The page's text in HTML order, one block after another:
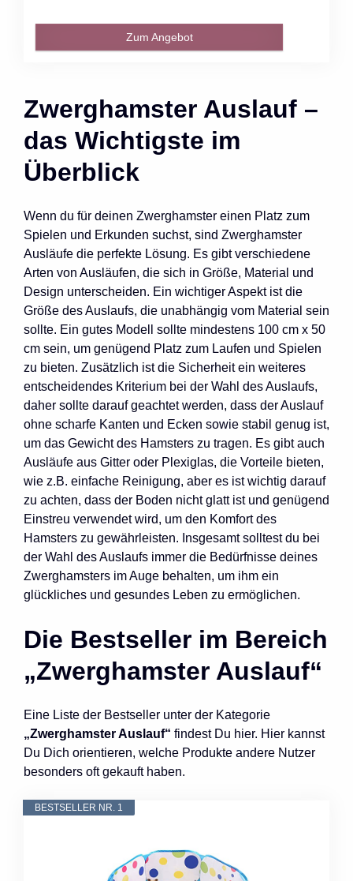
Zum Angebot
Zwerghamster Auslauf –
das Wichtigste im
Überblick
Wenn du für deinen Zwerghamster einen Platz zum
Spielen und Erkunden suchst, sind Zwerghamster
Ausläufe die perfekte Lösung. Es gibt verschiedene
Arten von Ausläufen, die sich in Größe, Material und
Design unterscheiden. Ein wichtiger Aspekt ist die
Größe des Auslaufs, die unabhängig vom Material sein
sollte. Ein gutes Modell sollte mindestens 100 cm x 50
cm sein, um genügend Platz zum Laufen und Spielen
zu bieten. Zusätzlich ist die Sicherheit ein weiteres
entscheidendes Kriterium bei der Wahl des Auslaufs,
daher sollte darauf geachtet werden, dass der Auslauf
ohne scharfe Kanten und Ecken sowie stabil genug ist,
um das Gewicht des Hamsters zu tragen. Es gibt auch
Ausläufe aus Gitter oder Plexiglas, die Vorteile bieten,
wie z.B. einfache Reinigung, aber es ist wichtig darauf
zu achten, dass der Boden nicht glatt ist und genügend
Einstreu verwendet wird, um den Komfort des
Hamsters zu gewährleisten. Insgesamt solltest du bei
der Wahl des Auslaufs immer die Bedürfnisse deines
Zwerghamsters im Auge behalten, um ihm ein
glückliches und gesundes Leben zu ermöglichen.
Die Bestseller im Bereich
„Zwerghamster Auslauf“
Eine Liste der Bestseller unter der Kategorie
„Zwerghamster Auslauf“ findest Du hier. Hier kannst
Du Dich orientieren, welche Produkte andere Nutzer
besonders oft gekauft haben.
BESTSELLER NR. 1